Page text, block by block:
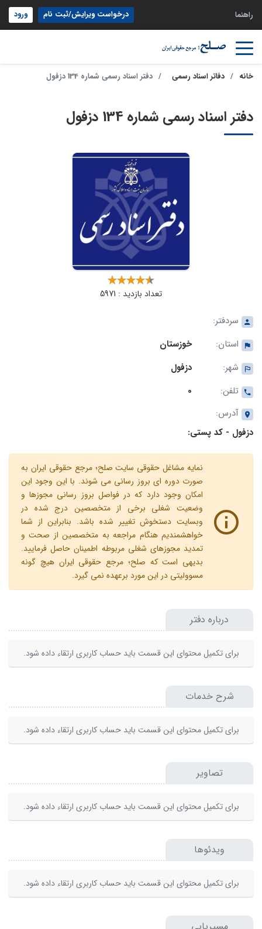
راهنما درخواست ویرایش/ثبت نام ورود
خانه دفاتر اسناد رسمی دفتر اسناد رسمی شماره 134 دزفول
دفتر اسناد رسمی شماره 134 دزفول
تعداد بازدید : 5971
سردفتر:
استان:
خوزستان
شهر:
دزفول
تلفن:
0
آدرس:
دزفول - کد پستی:
نمایه مشاغل حقوقی سایت صلح؛ مرجع حقوقی ایران به
صورت دوره ای بروز رسانی می شوند. با این وجود این
امکان وجود دارد که در فواصل بروز رسانی مجوزها و
وضعیت شغلی برخی از متخصصین درج شده در
وبسایت دستخوش تغییر شده باشد. بنابراین از شما
خواهشمندیم هنگام مراجعه به متخصصین از صحت و
تمدید مجوزهای شغلی مربوطه اطمینان حاصل فرمایید.
بدیهی است که صلح؛ مرجع حقوقی ایران هیچ گونه
مسوولیتی در این مورد برعهده نمی گیرد.
درباره دفتر
برای تکمیل محتوای این قسمت باید حساب کاربری ارتقاء داده شود.
شرح خدمات
برای تکمیل محتوای این قسمت باید حساب کاربری ارتقاء داده شود.
تصاویر
برای تکمیل محتوای این قسمت باید حساب کاربری ارتقاء داده شود.
ویدئوها
برای تکمیل محتوای این قسمت باید حساب کاربری ارتقاء داده شود.